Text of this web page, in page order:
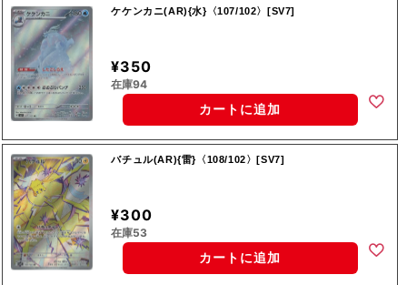
ケケンカニ(AR){水}〈107/102〉[SV7]
¥350
在庫94
カートに追加
バチュル(AR){雷}〈108/102〉[SV7]
¥300
在庫53
カートに追加